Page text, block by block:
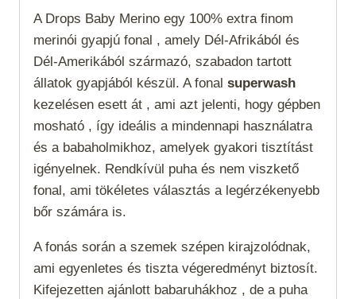
A Drops Baby Merino egy 100% extra finom
merinói gyapjú fonal , amely Dél-Afrikából és
Dél-Amerikából származó, szabadon tartott
állatok gyapjából készül. A fonal superwash
kezelésen esett át , ami azt jelenti, hogy gépben
mosható , így ideális a mindennapi használatra
és a babaholmikhoz, amelyek gyakori tisztítást
igényelnek. Rendkívül puha és nem viszkető
fonal, ami tökéletes választás a legérzékenyebb
bőr számára is.
A fonás során a szemek szépen kirajzolódnak,
ami egyenletes és tiszta végeredményt biztosít.
Kifejezetten ajánlott babaruhákhoz , de a puha